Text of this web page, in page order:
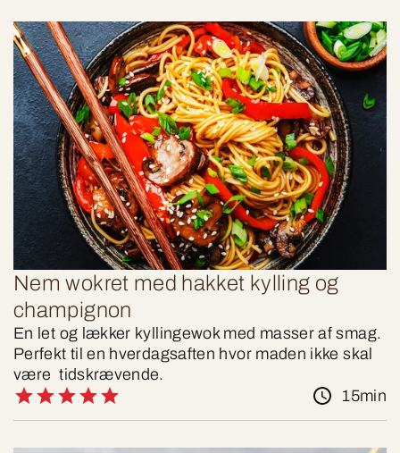
Nem wokret med hakket kylling og
champignon
En let og lækker kyllingewok med masser af smag.
Perfekt til en hverdagsaften hvor maden ikke skal
være tidskrævende.
15min